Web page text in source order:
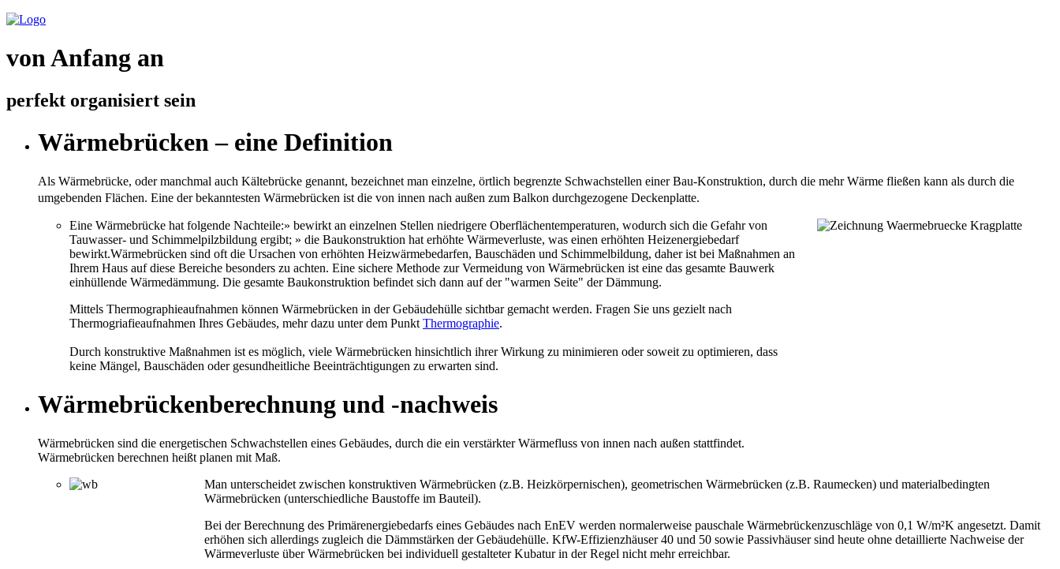
von Anfang an
perfekt organisiert sein
Wärmebrücken – eine Definition
Als Wärmebrücke, oder manchmal auch Kältebrücke genannt, bezeichnet man einzelne, örtlich begrenzte Schwachstellen einer Bau-Konstruktion, durch die mehr Wärme fließen kann als durch die
umgebenden Flächen. Eine der bekanntesten Wärmebrücken ist die von innen nach außen zum Balkon durchgezogene Deckenplatte.
Eine Wärmebrücke hat folgende Nachteile:» bewirkt an einzelnen Stellen niedrigere Oberflächentemperaturen, wodurch sich die Gefahr von
Tauwasser- und Schimmelpilzbildung ergibt; » die Baukonstruktion hat erhöhte Wärmeverluste, was einen erhöhten Heizenergiebedarf
bewirkt.Wärmebrücken sind oft die Ursachen von erhöhten Heizwärmebedarfen, Bauschäden und Schimmelbildung, daher ist bei Maßnahmen an
Ihrem Haus auf diese Bereiche besonders zu achten. Eine sichere Methode zur Vermeidung von Wärmebrücken ist eine das gesamte Bauwerk
einhüllende Wärmedämmung. Die gesamte Baukonstruktion befindet sich dann auf der "warmen Seite" der Dämmung.
Mittels Thermographieaufnahmen können Wärmebrücken in der Gebäudehülle sichtbar gemacht werden. Fragen Sie uns gezielt nach
Thermogriafieaufnahmen Ihres Gebäudes, mehr dazu unter dem Punkt Thermographie.
Durch konstruktive Maßnahmen ist es möglich, viele Wärmebrücken hinsichtlich ihrer Wirkung zu minimieren oder soweit zu optimieren, dass
keine Mängel, Bauschäden oder gesundheitliche Beeinträchtigungen zu erwarten sind.
Wärmebrückenberechnung und -nachweis
Wärmebrücken sind die energetischen Schwachstellen eines Gebäudes, durch die ein verstärkter Wärmefluss von innen nach außen stattfindet.
Wärmebrücken berechnen heißt planen mit Maß.
Man unterscheidet zwischen konstruktiven Wärmebrücken (z.B. Heizkörpernischen), geometrischen Wärmebrücken (z.B. Raumecken) und materialbedingten
Wärmebrücken (unterschiedliche Baustoffe im Bauteil).
Bei der Berechnung des Primärenergiebedarfs eines Gebäudes nach EnEV werden normalerweise pauschale Wärmebrückenzuschläge von 0,1 W/m²K angesetzt. Damit
erhöhen sich allerdings zugleich die Dämmstärken der Gebäudehülle. KfW-Effizienzhäuser 40 und 50 sowie Passivhäuser sind heute ohne detaillierte Nachweise der
Wärmeverluste über Wärmebrücken bei individuell gestalteter Kubatur in der Regel nicht mehr erreichbar.